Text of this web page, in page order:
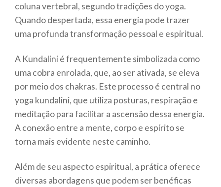
coluna vertebral, segundo tradições do yoga.
Quando despertada, essa energia pode trazer
uma profunda transformação pessoal e espiritual.
A Kundalini é frequentemente simbolizada como
uma cobra enrolada, que, ao ser ativada, se eleva
por meio dos chakras. Este processo é central no
yoga kundalini, que utiliza posturas, respiração e
meditação para facilitar a ascensão dessa energia.
A conexão entre a mente, corpo e espírito se
torna mais evidente neste caminho.
Além de seu aspecto espiritual, a prática oferece
diversas abordagens que podem ser benéficas